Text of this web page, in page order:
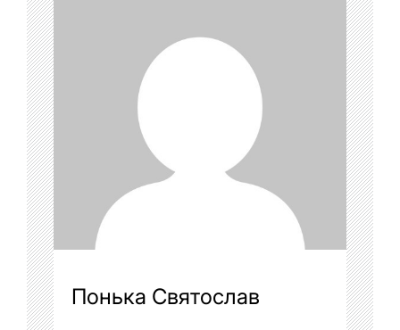
Понька Святослав